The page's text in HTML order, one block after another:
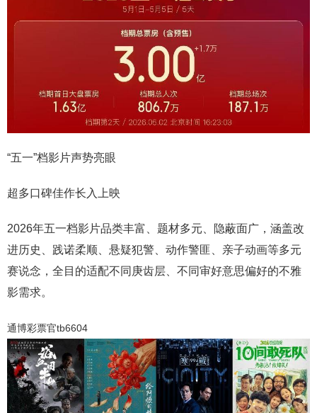
“五一”档影片声势亮眼
超多口碑佳作长入上映
2026年五一档影片品类丰富、题材多元、隐蔽面广，涵盖改
进历史、践诺柔顺、悬疑犯警、动作警匪、亲子动画等多元
赛说念，全目的适配不同庚齿层、不同审好意思偏好的不雅
影需求。
通博彩票官tb6604